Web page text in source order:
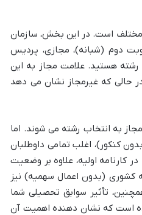
است. در این بخش، سازمان
دوم (شبانه)، مجازی، پردیس
رشته هستید. علامت مجاز به این
حالی که غیرمجاز نشان می دهد
به انتخاب رشته می شوند. اما
کنکور)، اغلب تمامی داوطلبان
کارنامه اولیه، علاوه بر وضعیت
کشوری (بدون اعمال سهمیه) نیز
تأثیر سوابق تحصیلی شما
است که نشان دهنده اهمیت آن